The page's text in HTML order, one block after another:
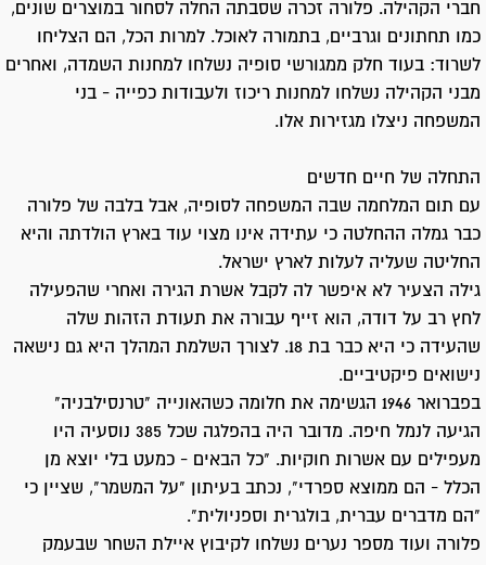
חברי הקהילה. פלורה זכרה שסבתה החלה לסחור במוצרים שונים,
כמו תחתונים וגרביים, בתמורה לאוכל. למרות הכל, הם הצליחו
לשרוד: בעוד חלק ממגורשי סופיה נשלחו למחנות השמדה, ואחרים
מבני הקהילה נשלחו למחנות ריכוז ולעבודות כפייה - בני
המשפחה ניצלו מגזירות אלו.
התחלה של חיים חדשים
עם תום המלחמה שבה המשפחה לסופיה, אבל בלבה של פלורה
כבר גמלה ההחלטה כי עתידה אינו מצוי עוד בארץ הולדתה והיא
החליטה שעליה לעלות לארץ ישראל.
גילה הצעיר לא איפשר לה לקבל אשרת הגירה ואחרי שהפעילה
לחץ רב על דודה, הוא זייף עבורה את תעודת הזהות שלה
שהעידה כי היא כבר בת 18. לצורך השלמת המהלך היא גם נישאה
נישואים פיקטיביים.
בפברואר 1946 הגשימה את חלומה כשהאונייה "טרנסילבניה"
הגיעה לנמל חיפה. מדובר היה בהפלגה שכל 385 נוסעיה היו
מעפילים עם אשרות חוקיות. "כל הבאים - כמעט בלי יוצא מן
הכלל - הם ממוצא ספרדי", נכתב בעיתון "על המשמר", שציין כי
"הם מדברים עברית, בולגרית וספניולית".
פלורה ועוד מספר נערים נשלחו לקיבוץ איילת השחר שבעמק